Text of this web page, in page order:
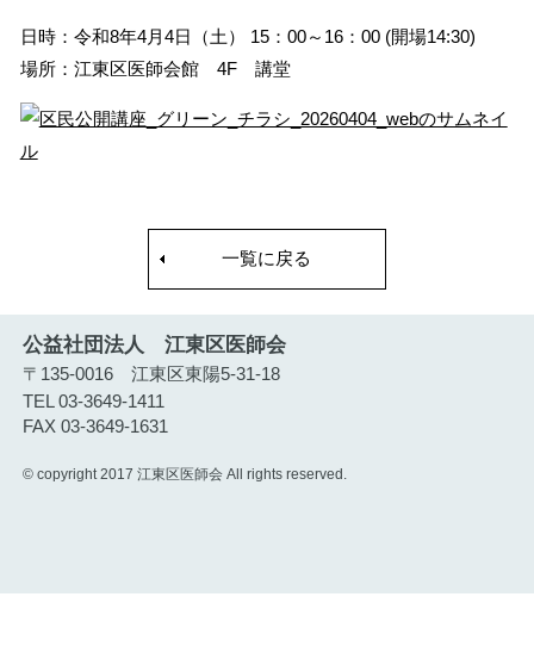
日時：令和8年4月4日（土） 15：00～16：00 (開場14:30)
場所：江東区医師会館 4F 講堂
一覧に戻る
公益社団法人 江東区医師会
〒135-0016 江東区東陽5-31-18
TEL 03-3649-1411
FAX 03-3649-1631
© copyright 2017 江東区医師会 All rights reserved.